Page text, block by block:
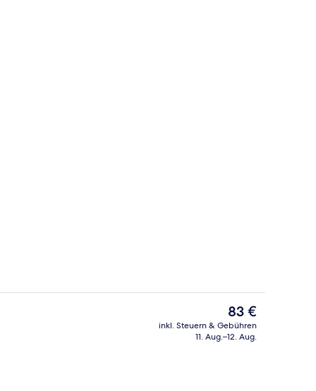
Außenbereich
Der
aktuelle
Preis
83 €
inkl. Steuern & Gebühren
11. Aug.–12. Aug.